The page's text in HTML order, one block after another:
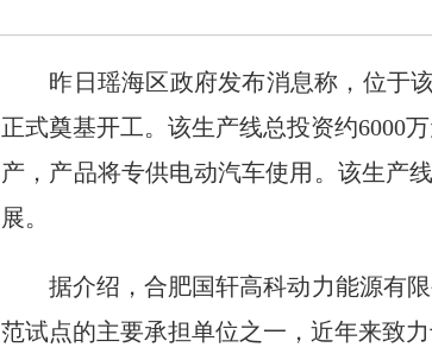
昨日瑶海区政府发布消息称，位于该
正式奠基开工。该生产线总投资约6000
产，产品将专供电动汽车使用。该生产
展。
据介绍，合肥国轩高科动力能源有限
范试点的主要承担单位之一，近年来致